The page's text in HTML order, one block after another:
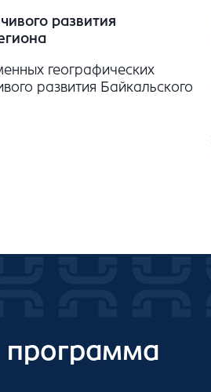
развития
географических
развития Байкальского
программа